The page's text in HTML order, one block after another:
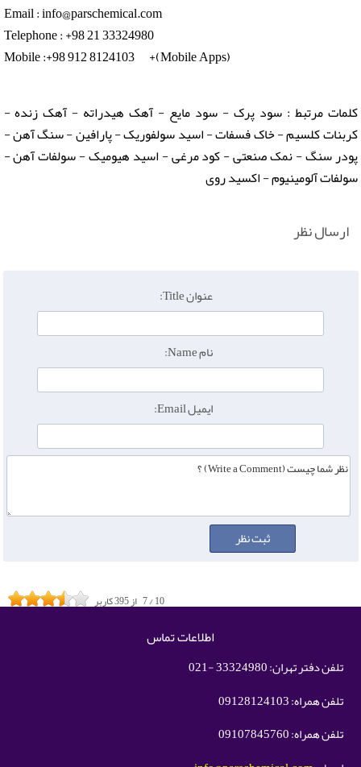
Email : info@parschemical.com
Telephone : +98 21 33324980
Mobile :+98 912 8124103 +(Mobile Apps)
کلمات مرتبط : سود پرک - سود مایع - آهک هیدراته - آهک زنده -
کربنات کلسیم - خاک فسفات - اسید سولفوریک - پارافین - سنگ آهن -
پودر سنگ - نمک صنعتی - کود مرغی - اسید هیومیک - سولفات آهن -
سولفات آلومینیوم - اکسید روی
ارسال نظر
عنوان Title:
نام Name:
ایمیل Email:
7/10 از395کاربر
اطلاعات تماس
تلفن دفتر تهران: 33324980 -021
تلفن همراه: 09128124103
تلفن همراه: 09107845760